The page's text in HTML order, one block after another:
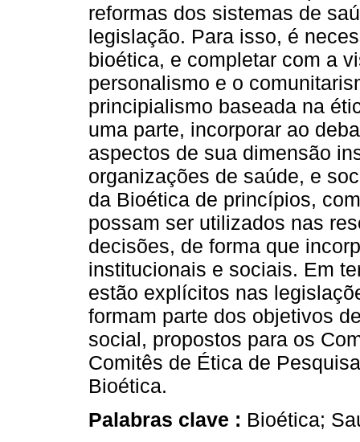
reformas dos sistemas de
legislação. Para isso, é
bioética, e completar com a
personalismo e o
principialismo baseada na
uma parte, incorporar ao
aspectos de sua dimensão
organizações de saúde, e
da Bioética de princípios,
possam ser utilizados nas
decisões, de forma que
institucionais e sociais. Em
estão explícitos nas
formam parte dos objetivos
social, propostos para os
Comitês de Ética de
Bioética.
Palabras clave : Bioética;